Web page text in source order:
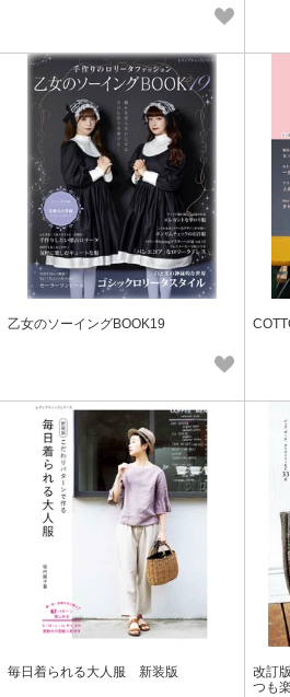
乙女のソーイングBOOK19
毎日着られる大人服 新装版
改訂
つも